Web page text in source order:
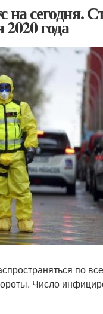
сегодня.
года
по
Число